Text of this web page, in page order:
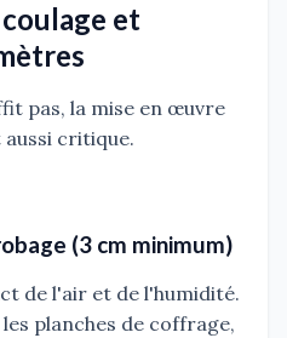
et
pas, la mise en œuvre
critique.
(3 cm minimum)
de l'air et de l'humidité.
planches de coffrage,